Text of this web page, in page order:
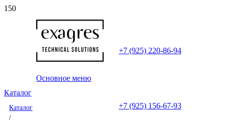
+7 (925) 220-86-94
+7 (925) 156-67-93
Основное меню
Каталог
Каталог
/